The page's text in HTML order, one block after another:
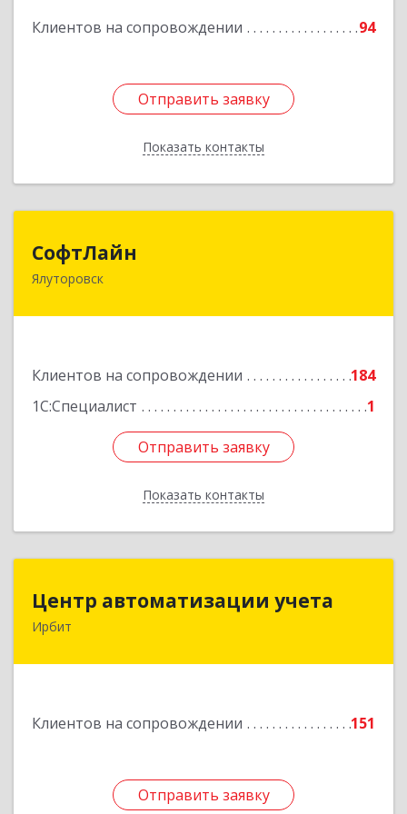
Клиентов на сопровождении 94
Отправить заявку
Показать контакты
Отправить заявку
Назад
СофтЛайн
Ялуторовск
Клиентов на сопровождении
184
1С:Специалист
1
Отправить заявку
Показать контакты
627010, Тюменская обл, Ялуторовский р-н,
Отправить заявку
Назад
Центр автоматизации учета
Ирбит
Клиентов на сопровождении 151
Отправить заявку
623854, Свердловская обл, Ирбит г, Маршала
Отправить заявку